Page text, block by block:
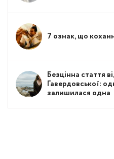
7 ознак, що
Безцінна стаття
Гавердовської:
залишилася одна